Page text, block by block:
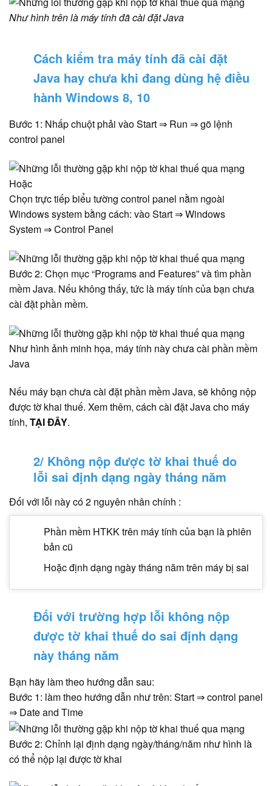
Như hình trên là máy tính đã cài đặt Java
Cách kiểm tra máy tính đã cài đặt
Java hay chưa khi đang dùng hệ điều
hành Windows 8, 10
Bước 1: Nhấp chuột phải vào Start ⇒ Run ⇒ gõ lệnh
control panel
Hoặc
Chọn trực tiếp biểu tường control panel nằm ngoài
Windows system bằng cách: vào Start ⇒ Windows
System ⇒ Control Panel
Bước 2: Chọn mục “Programs and Features” và tìm phần
mềm Java. Nếu không thấy, tức là máy tính của bạn chưa
cài đặt phần mềm.
Như hình ảnh minh họa, máy tính này chưa cài phần mềm
Java
Nếu máy bạn chưa cài đặt phần mềm Java, sẽ không nộp
được tờ khai thuế. Xem thêm, cách cài đặt Java cho máy
tính, TẠI ĐÂY.
2/ Không nộp được tờ khai thuế do
lỗi sai định dạng ngày tháng năm
Đối với lỗi này có 2 nguyên nhân chính :
Phần mềm HTKK trên máy tính của bạn là phiên
bản cũ
Hoặc định dạng ngày tháng năm trên máy bị sai
Đối với trường hợp lỗi không nộp
được tờ khai thuế do sai định dạng
này tháng năm
Bạn hãy làm theo hướng dẫn sau:
Bước 1: làm theo hướng dẫn như trên: Start ⇒ control panel
⇒ Date and Time
Bước 2: Chỉnh lại định dạng ngày/tháng/năm như hình là
có thể nộp lại được tờ khai